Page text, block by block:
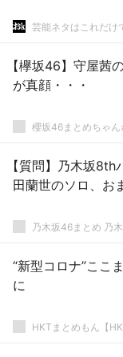
芸能ネタはこれだけ
【欅坂46】守屋茜
が真顔・・・
櫻坂46まとめちゃん
【質問】乃木坂
田蘭世のソロ、お
乃木坂46まとめ 乃
“新型コロナ”ここ
に
HKTまとめもん【